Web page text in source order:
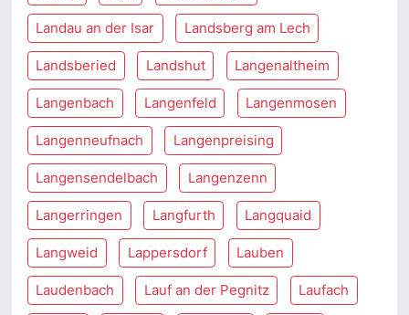
Landau an der Isar Landsberg am Lech
Landsberied Landshut Langenaltheim
Langenbach Langenfeld Langenmosen
Langenneufnach Langenpreising
Langensendelbach Langenzenn
Langerringen Langfurth Langquaid
Langweid Lappersdorf Lauben
Laudenbach Lauf an der Pegnitz Laufach